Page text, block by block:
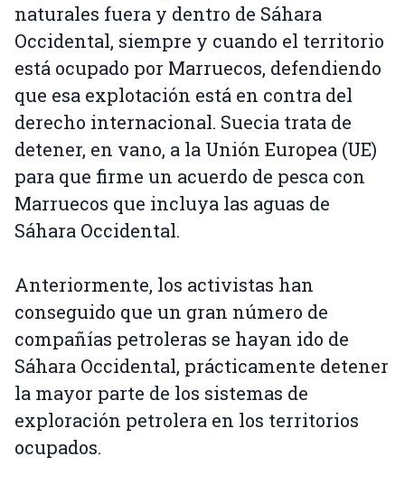
naturales fuera y dentro de Sáhara
Occidental, siempre y cuando el territorio
está ocupado por Marruecos, defendiendo
que esa explotación está en contra del
derecho internacional. Suecia trata de
detener, en vano, a la Unión Europea (UE)
para que firme un acuerdo de pesca con
Marruecos que incluya las aguas de
Sáhara Occidental.
Anteriormente, los activistas han
conseguido que un gran número de
compañías petroleras se hayan ido de
Sáhara Occidental, prácticamente detener
la mayor parte de los sistemas de
exploración petrolera en los territorios
ocupados.